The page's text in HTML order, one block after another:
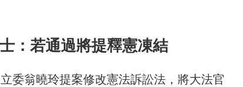
：若通過將提釋憲凍結
委翁曉玲提案修改憲法訴訟法，將大法官